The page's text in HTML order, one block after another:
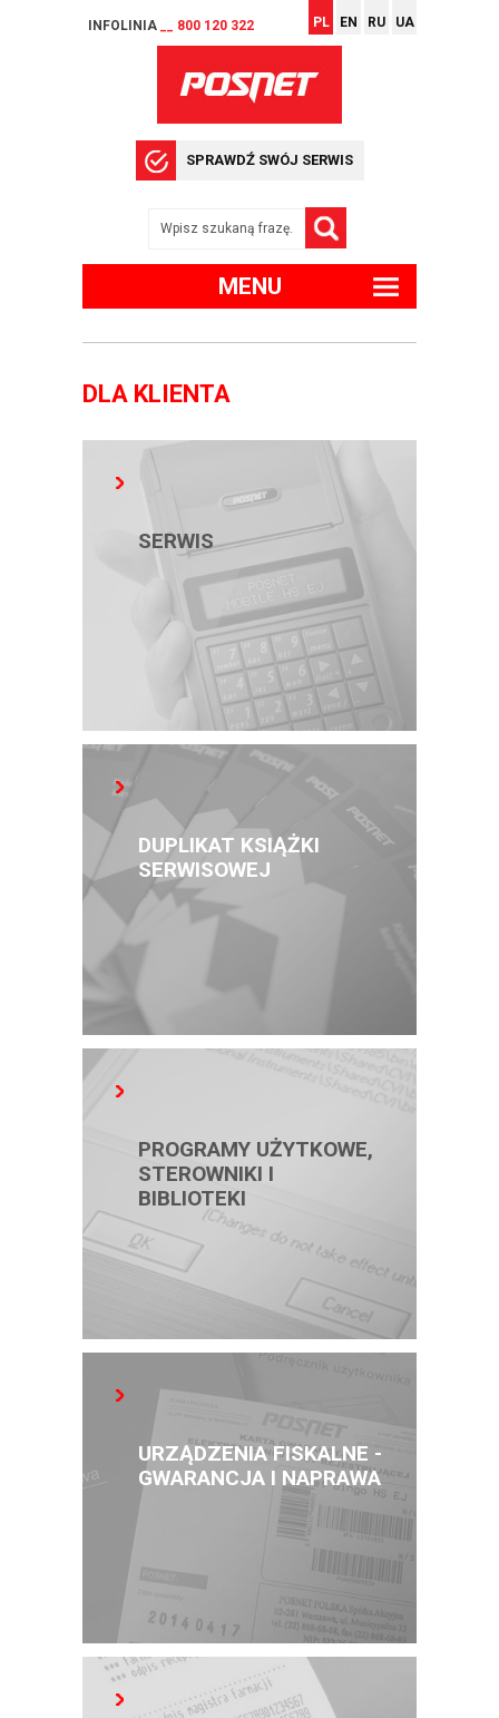
INFOLINIA __ 800 120 322 PL EN RU UA
SPRAWDŹ SWÓJ SERWIS
MENU
DLA KLIENTA
SERWIS
DUPLIKAT KSIĄŻKI
SERWISOWEJ
PROGRAMY UŻYTKOWE,
STEROWNIKI I
BIBLIOTEKI
URZĄDZENIA FISKALNE -
GWARANCJA I NAPRAWA